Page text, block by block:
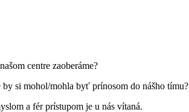
centre zaoberáme?
by si mohol/mohla byť prínosom do nášho tímu?
a fér prístupom je u nás vítaná.